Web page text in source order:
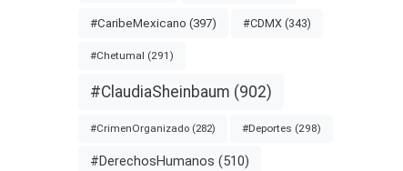
#CaribeMexicano (397) #CDMX(343)
#Chetumal (291)
#ClaudiaSheinbaum (902)
#CrimenOrganizado(282) #Deportes (298)
#DerechosHumanos (510)